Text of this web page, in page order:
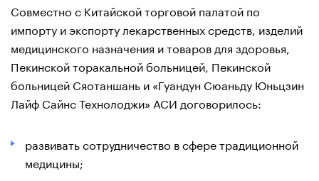
Совместно с Китайской торговой палатой по
импорту и экспорту лекарственных средств, изделий
медицинского назначения и товаров для здоровья,
Пекинской торакальной больницей, Пекинской
больницей Сяотаншань и «Гуандун Сюаньду Юньцзин
Лайф Сайнс Технолоджи» АСИ договорилось:
развивать сотрудничество в сфере традиционной
медицины;